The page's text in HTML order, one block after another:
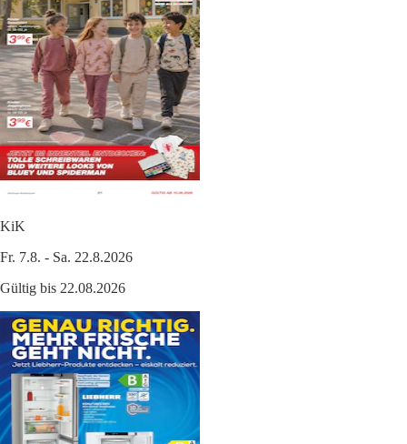
KiK
Fr. 7.8. - Sa. 22.8.2026
Gültig bis 22.08.2026